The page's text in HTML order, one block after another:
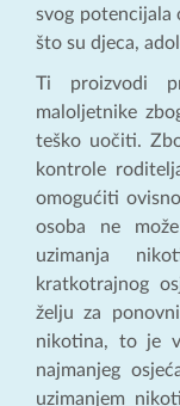
svog potencijala
što su djeca,
Ti proizvodi
maloljetnike
teško uočiti.
kontrole
omogućiti
osoba ne
uzimanja
kratkotrajnog
želju za
nikotina, to je
najmanjeg
uzimanjem